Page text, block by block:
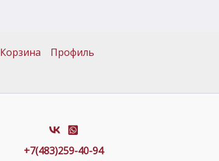
Корзина Профиль
+7(483)259-40-94